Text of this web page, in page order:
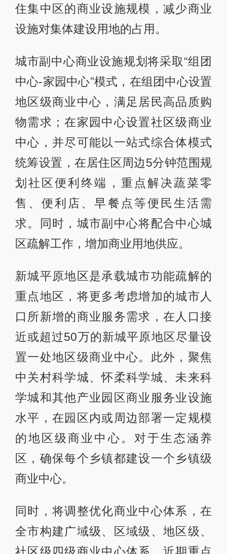
住集中区的商业设施规模，减少商业
设施对集体建设用地的占用。
城市副中心商业设施规划将采取“组团
中心-家园中心”模式，在组团中心设置
地区级商业中心，满足居民高品质购
物需求；在家园中心设置社区级商业
中心，并尽可能以一站式综合体模式
统筹设置，在居住区周边5分钟范围规
划社区便利终端，重点解决蔬菜零
售、便利店、早餐点等便民生活需
求。同时，城市副中心将配合中心城
区疏解工作，增加商业用地供应。
新城平原地区是承载城市功能疏解的
重点地区，将更多考虑增加的城市人
口所新增的商业服务需求，在人口接
近或超过50万的新城平原地区尽量设
置一处地区级商业中心。此外，聚焦
中关村科学城、怀柔科学城、未来科
学城和其他产业园区商业服务业设施
水平，在园区内或周边部署一定规模
的地区级商业中心。对于生态涵养
区，确保每个乡镇都建设一个乡镇级
商业中心。
同时，将调整优化商业中心体系，在
全市构建广域级、区域级、地区级、
社区级四级商业中心体系。近期重点